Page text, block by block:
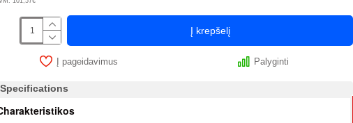
Į krepšelį
Į pageidavimus Palyginti
Specifications